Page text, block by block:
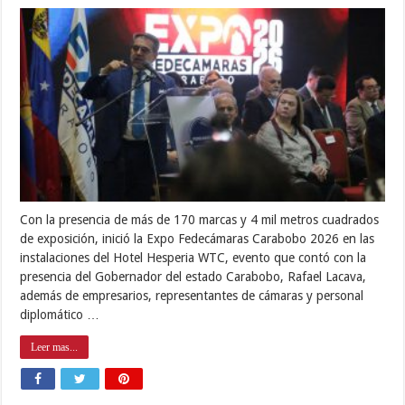
Con la presencia de más de 170 marcas y 4 mil metros cuadrados
de exposición, inició la Expo Fedecámaras Carabobo 2026 en las
instalaciones del Hotel Hesperia WTC, evento que contó con la
presencia del Gobernador del estado Carabobo, Rafael Lacava,
además de empresarios, representantes de cámaras y personal
diplomático …
Leer mas...